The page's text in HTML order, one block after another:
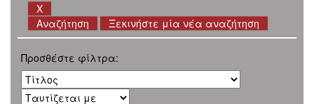
Ξεκινήστε μία νέα αναζήτηση
Προσθέστε φίλτρα: